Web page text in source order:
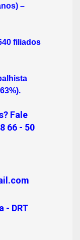
–
filiados
Fale
66 - 50
- DRT